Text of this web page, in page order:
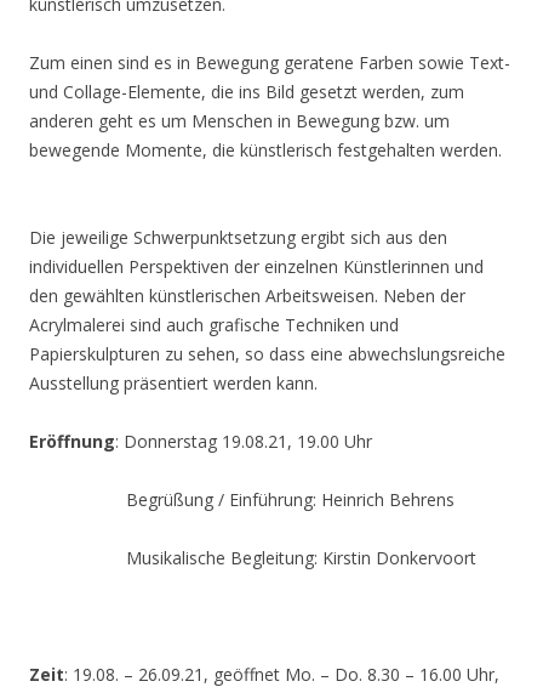
Zum einen sind es in Bewegung geratene Farben sowie Text-
und Collage-Elemente, die ins Bild gesetzt werden, zum
anderen geht es um Menschen in Bewegung bzw. um
bewegende Momente, die künstlerisch festgehalten werden.
Die jeweilige Schwerpunktsetzung ergibt sich aus den
individuellen Perspektiven der einzelnen Künstlerinnen und
den gewählten künstlerischen Arbeitsweisen. Neben der
Acrylmalerei sind auch grafische Techniken und
Papierskulpturen zu sehen, so dass eine abwechslungsreiche
Ausstellung präsentiert werden kann.
Eröffnung: Donnerstag 19.08.21, 19.00 Uhr
Begrüßung / Einführung: Heinrich Behrens
Musikalische Begleitung: Kirstin Donkervoort
Zeit: 19.08. – 26.09.21, geöffnet Mo. – Do. 8.30 – 16.00 Uhr,